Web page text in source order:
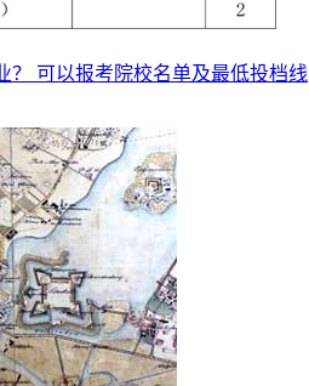
？ 可以报考院校名单及最低投档线